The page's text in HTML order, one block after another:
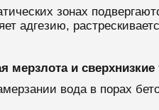
зонах
адгезию,
мерзлота и
вода в порах